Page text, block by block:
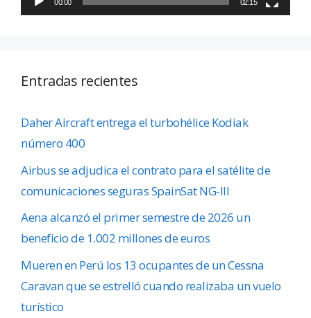
00:00 02:15
Entradas recientes
Daher Aircraft entrega el turbohélice Kodiak
número 400
Airbus se adjudica el contrato para el satélite de
comunicaciones seguras SpainSat NG-III
Aena alcanzó el primer semestre de 2026 un
beneficio de 1.002 millones de euros
Mueren en Perú los 13 ocupantes de un Cessna
Caravan que se estrelló cuando realizaba un vuelo
turístico